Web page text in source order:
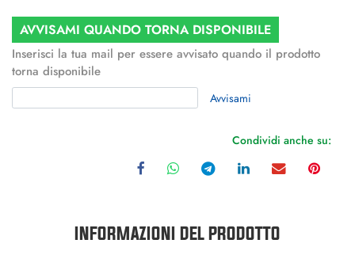
AVVISAMI QUANDO TORNA DISPONIBILE
Inserisci la tua mail per essere avvisato quando il prodotto
torna disponibile
Avvisami
Condividi anche su:
INFORMAZIONI DEL PRODOTTO